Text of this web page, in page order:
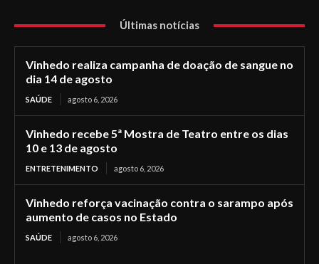
Últimas notícias
Vinhedo realiza campanha de doação de sangue no
dia 14 de agosto
SAÚDE agosto 6, 2026
Vinhedo recebe 5ª Mostra de Teatro entre os dias
10 e 13 de agosto
ENTRETENIMENTO agosto 6, 2026
Vinhedo reforça vacinação contra o sarampo após
aumento de casos no Estado
SAÚDE agosto 6, 2026